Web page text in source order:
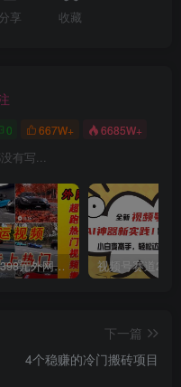
分享 收藏
0 667W+ 6685W+
有写...
外面收费398元外网超跑豪车汽车视频搬运至快手抖音上热门项目
下一篇
4个稳赚的冷门搬砖项目